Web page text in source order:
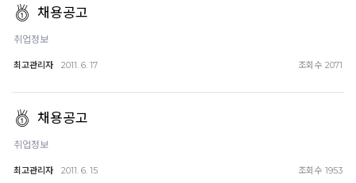
채용공고
취업정보
최고관리자 2011. 6. 17 조회수 2071
채용공고
취업정보
최고관리자 2011. 6. 15 조회수 1953